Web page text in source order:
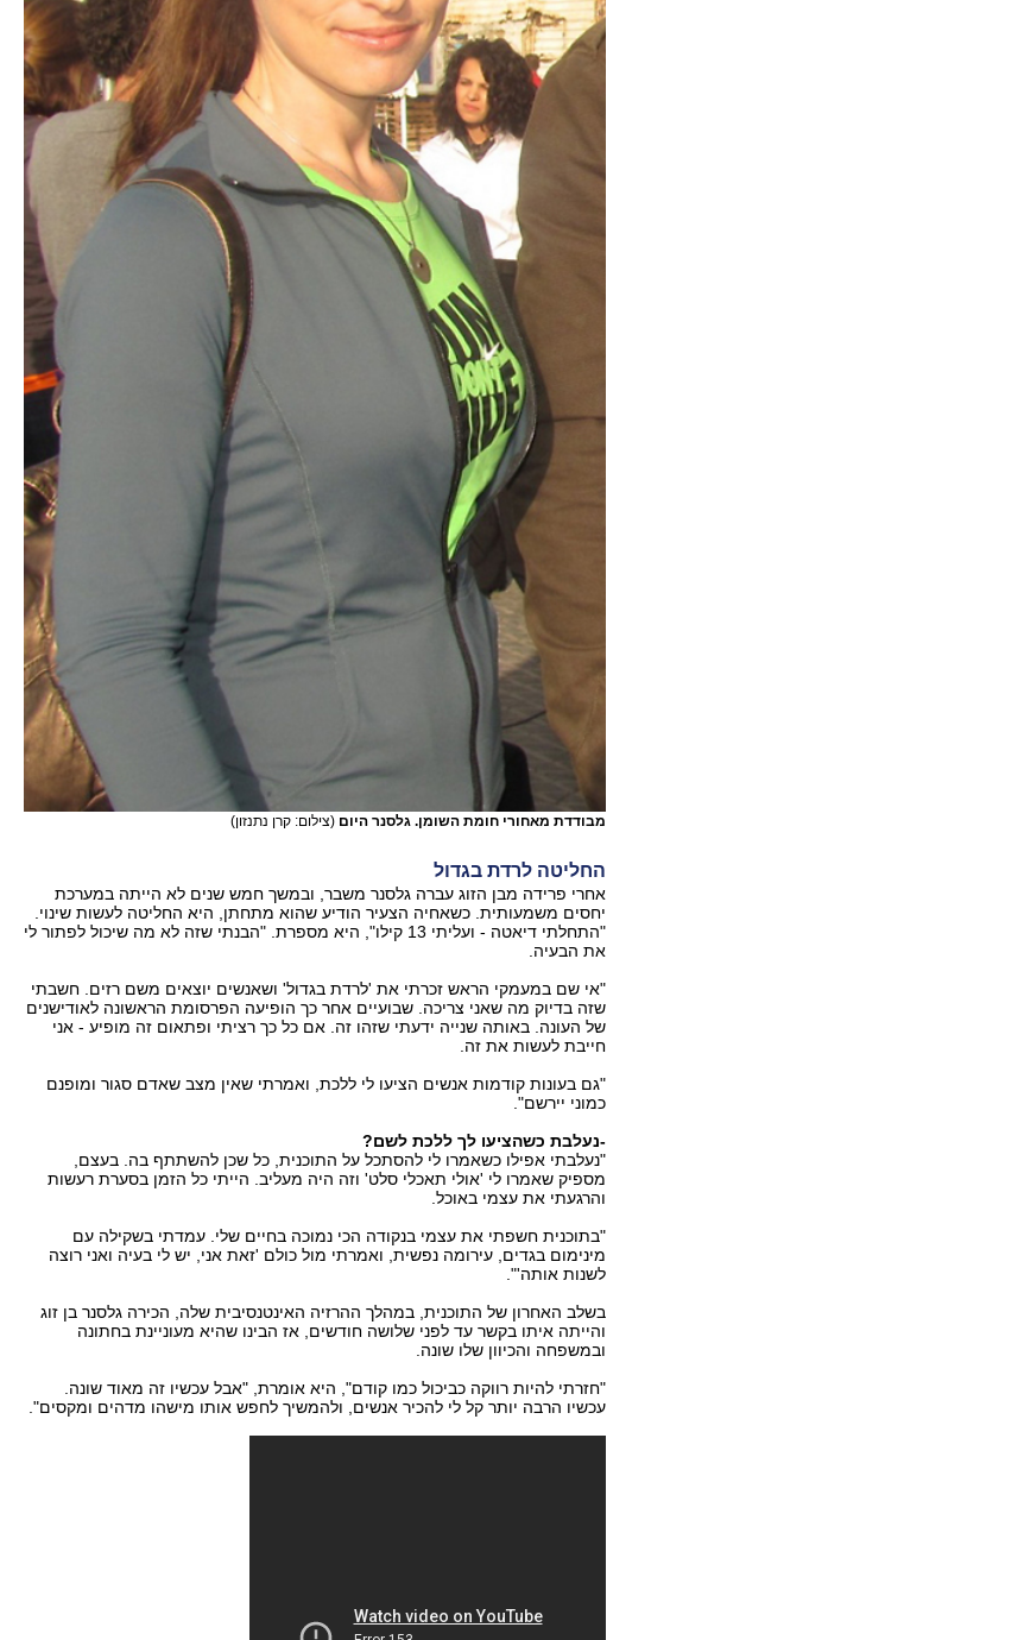
מבודדת מאחורי חומת השומן. גלסנר היום (צילום: קרן נתנזון)
החליטה לרדת בגדול
אחרי פרידה מבן הזוג עברה גלסנר משבר, ובמשך חמש שנים לא הייתה במערכת
יחסים משמעותית. כשאחיה הצעיר הודיע שהוא מתחתן, היא החליטה לעשות שינוי.
"התחלתי דיאטה - ועליתי 13 קילו", היא מספרת. "הבנתי שזה לא מה שיכול לפתור לי
את הבעיה.
"אי שם במעמקי הראש זכרתי את 'לרדת בגדול' ושאנשים יוצאים משם רזים. חשבתי
שזה בדיוק מה שאני צריכה. שבועיים אחר כך הופיעה הפרסומת הראשונה לאודישנים
של העונה. באותה שנייה ידעתי שזהו זה. אם כל כך רציתי ופתאום זה מופיע - אני
חייבת לעשות את זה.
"גם בעונות קודמות אנשים הציעו לי ללכת, ואמרתי שאין מצב שאדם סגור ומופנם
כמוני יירשם".
-נעלבת כשהציעו לך ללכת לשם?
"נעלבתי אפילו כשאמרו לי להסתכל על התוכנית, כל שכן להשתתף בה. בעצם,
מספיק שאמרו לי 'אולי תאכלי סלט' וזה היה מעליב. הייתי כל הזמן בסערת רעשות
והרגעתי את עצמי באוכל.
"בתוכנית חשפתי את עצמי בנקודה הכי נמוכה בחיים שלי. עמדתי בשקילה עם
מינימום בגדים, עירומה נפשית, ואמרתי מול כולם 'זאת אני, יש לי בעיה ואני רוצה
לשנות אותה'".
בשלב האחרון של התוכנית, במהלך ההרזיה האינטנסיבית שלה, הכירה גלסנר בן זוג
והייתה איתו בקשר עד לפני שלושה חודשים, אז הבינו שהיא מעוניינת בחתונה
ובמשפחה והכיוון שלו שונה.
"חזרתי להיות רווקה כביכול כמו קודם", היא אומרת, "אבל עכשיו זה מאוד שונה.
עכשיו הרבה יותר קל לי להכיר אנשים, ולהמשיך לחפש אותו מישהו מדהים ומקסים".